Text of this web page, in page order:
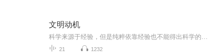
文明动机
21 1232